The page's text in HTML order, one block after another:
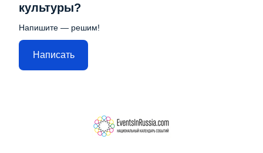
культуры?
Напишите — решим!
Написать